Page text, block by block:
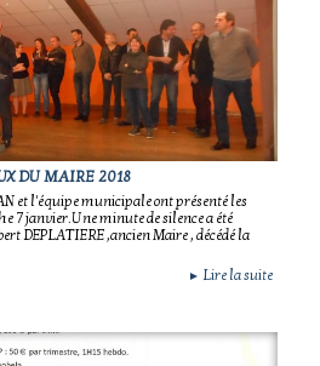
DU MAIRE 2018
et l'équipe municipale ont présenté les
7 janvier.Une minute de silence a été
DEPLATIERE ,ancien Maire , décédé la
► Lire la suite